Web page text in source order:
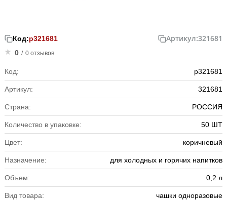
Код:р321681 Артикул:321681
0 / 0 отзывов
Код: р321681
Артикул: 321681
Страна: РОССИЯ
Количество в упаковке: 50 ШТ
Цвет: коричневый
Назначение: для холодных и горячих напитков
Объем: 0,2 л
Вид товара: чашки одноразовые